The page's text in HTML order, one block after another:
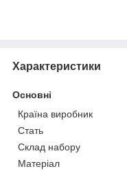
Характеристики
Основні
Країна виробник
Стать
Склад набору
Матеріал